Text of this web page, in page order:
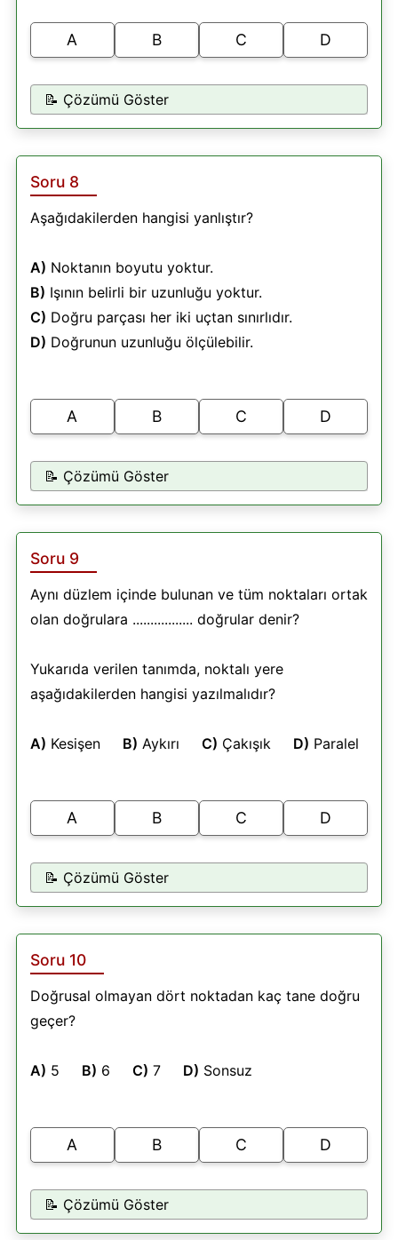
A B C D
📝 Çözümü Göster
Soru 8
Aşağıdakilerden hangisi yanlıştır?
A) Noktanın boyutu yoktur.
B) Işının belirli bir uzunluğu yoktur.
C) Doğru parçası her iki uçtan sınırlıdır.
D) Doğrunun uzunluğu ölçülebilir.
A B C D
📝 Çözümü Göster
Soru 9
Aynı düzlem içinde bulunan ve tüm noktaları ortak
olan doğrulara ................. doğrular denir?
Yukarıda verilen tanımda, noktalı yere
aşağıdakilerden hangisi yazılmalıdır?
A) Kesişen B) Aykırı C) Çakışık D) Paralel
A B C D
📝 Çözümü Göster
Soru 10
Doğrusal olmayan dört noktadan kaç tane doğru
geçer?
A) 5 B) 6 C) 7 D) Sonsuz
A B C D
📝 Çözümü Göster